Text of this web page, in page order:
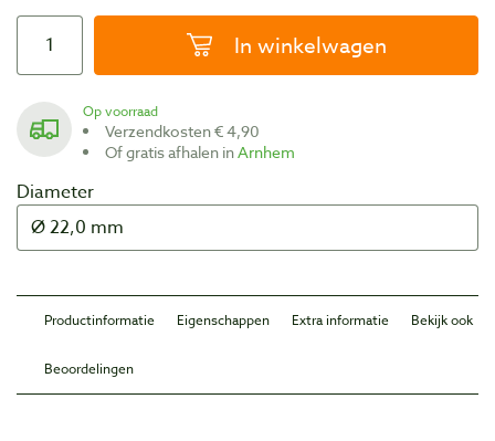
In winkelwagen
Op voorraad
Verzendkosten € 4,90
Of gratis afhalen inArnhem
Diameter
Productinformatie Eigenschappen Extra informatie Bekijk ook
Beoordelingen